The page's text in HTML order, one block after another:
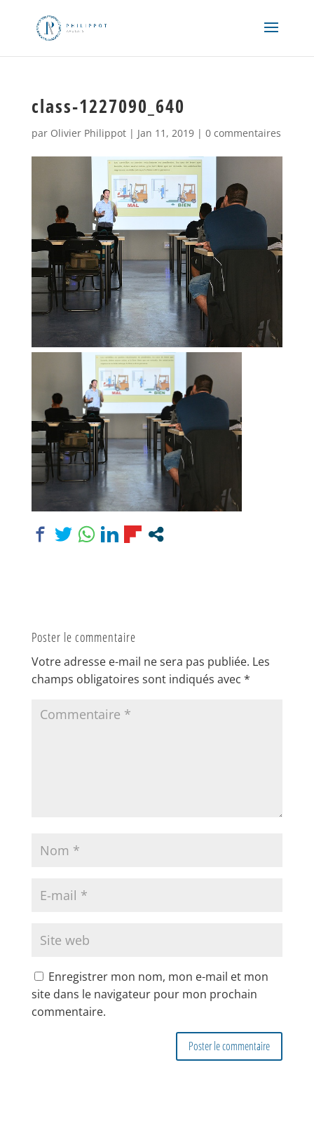
class-1227090_640
par Olivier Philippot| Jan 11, 2019| 0 commentaires
Poster le commentaire
Votre adresse e-mail ne sera pas publiée. Les
champs obligatoires sont indiqués avec *
Enregistrer mon nom, mon e-mail et mon
site dans le navigateur pour mon prochain
commentaire.